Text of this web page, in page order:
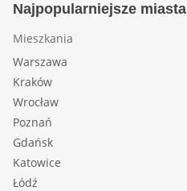
Najpopularniejsze miasta
Mieszkania
Warszawa
Kraków
Wrocław
Poznań
Gdańsk
Katowice
Łódź